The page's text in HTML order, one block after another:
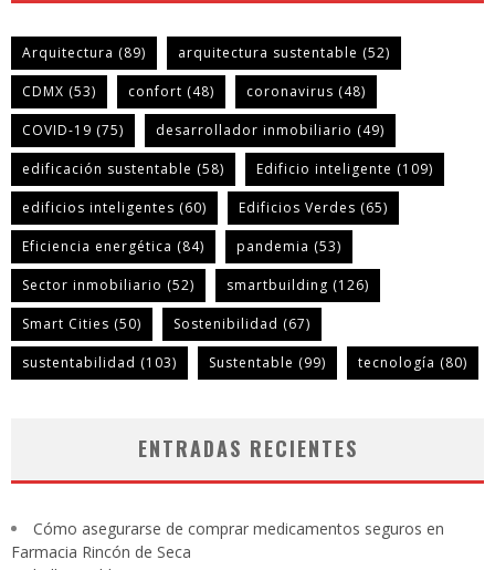
Arquitectura (89) arquitectura sustentable (52)
CDMX (53) confort (48) coronavirus (48)
COVID-19 (75) desarrollador inmobiliario (49)
edificación sustentable (58) Edificio inteligente (109)
edificios inteligentes (60) Edificios Verdes (65)
Eficiencia energética (84) pandemia (53)
Sector inmobiliario (52) smartbuilding (126)
Smart Cities (50) Sostenibilidad (67)
sustentabilidad (103) Sustentable (99) tecnología (80)
ENTRADAS RECIENTES
Cómo asegurarse de comprar medicamentos seguros en
Farmacia Rincón de Seca